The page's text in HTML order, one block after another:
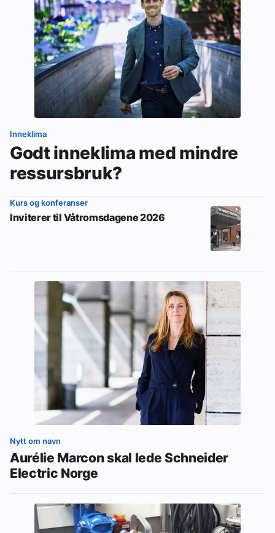
Inneklima
Godt inneklima med mindre
ressursbruk?
Kurs og konferanser
Inviterer til Våtromsdagene 2026
Nytt om navn
Aurélie Marcon skal lede Schneider
Electric Norge